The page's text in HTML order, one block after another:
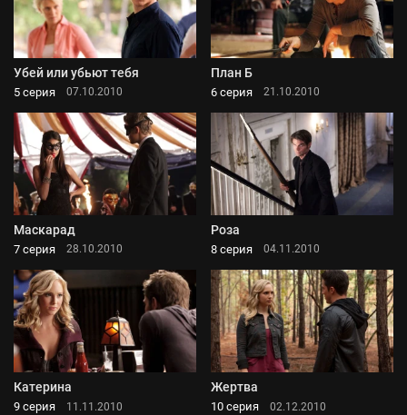
Убей или убьют тебя
5 серия 07.10.2010
План Б
6 серия 21.10.2010
Маскарад
7 серия 28.10.2010
Роза
8 серия 04.11.2010
Катерина
9 серия 11.11.2010
Жертва
10 серия 02.12.2010